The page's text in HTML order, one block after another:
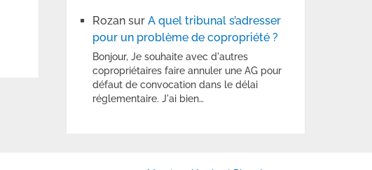
Rozan surA quel tribunal s’adresser
pour un problème de copropriété ?
Bonjour, Je souhaite avec d'autres
copropriétaires faire annuler une AG pour
défaut de convocation dans le délai
réglementaire. J'ai bien…